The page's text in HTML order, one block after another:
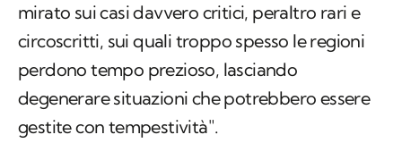
mirato sui casi davvero critici, peraltro rari e
circoscritti, sui quali troppo spesso le regioni
perdono tempo prezioso, lasciando
degenerare situazioni che potrebbero essere
gestite con tempestività".